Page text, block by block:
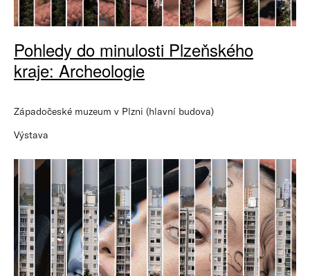
Pohledy do minulosti Plzeňského
kraje: Archeologie
Západočeské muzeum v Plzni (hlavní budova)
Výstava